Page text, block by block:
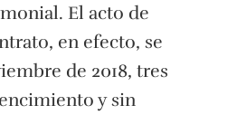
El acto de
en efecto, se
de 2018, tres
y sin